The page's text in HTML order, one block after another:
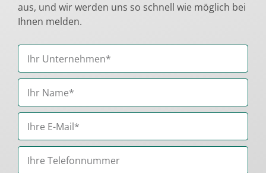
aus, und wir werden uns so schnell wie möglich bei
Ihnen melden.